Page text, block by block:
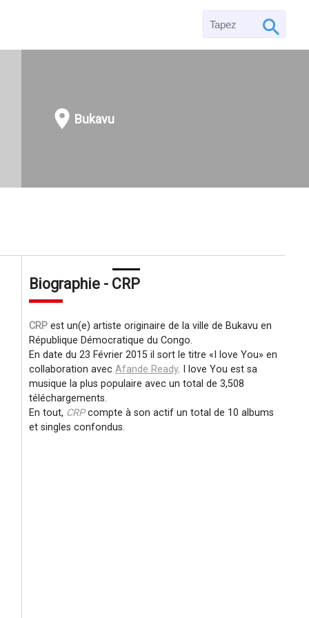
Bukavu
Biographie - CRP
CRP est un(e) artiste originaire de la ville de Bukavu en
République Démocratique du Congo.
En date du 23 Février 2015 il sort le titre
I love You
en
collaboration avecAfande Ready. I love You est sa
musique la plus populaire avec un total de 3,508
téléchargements.
En tout, CRPcompte à son actif un total de 10 albums
et singles confondus.